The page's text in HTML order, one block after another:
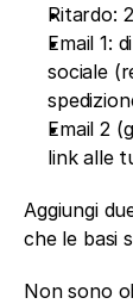
Ritardo:
Email 1:
sociale
Email 2
link alle
Aggiungi
che le basi
Non sono